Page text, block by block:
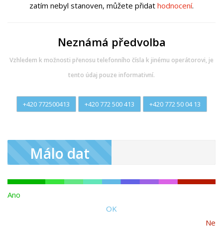
zatím nebyl stanoven, můžete přidat hodnocení.
Neznámá předvolba
Vzhledem k možnosti přenosu telefonního čísla k jinému operátorovi, je
tento údaj pouze informativní.
+420 772500413 +420 772 500 413 +420 772 50 04 13
Málo dat
Ano
OK
Ne